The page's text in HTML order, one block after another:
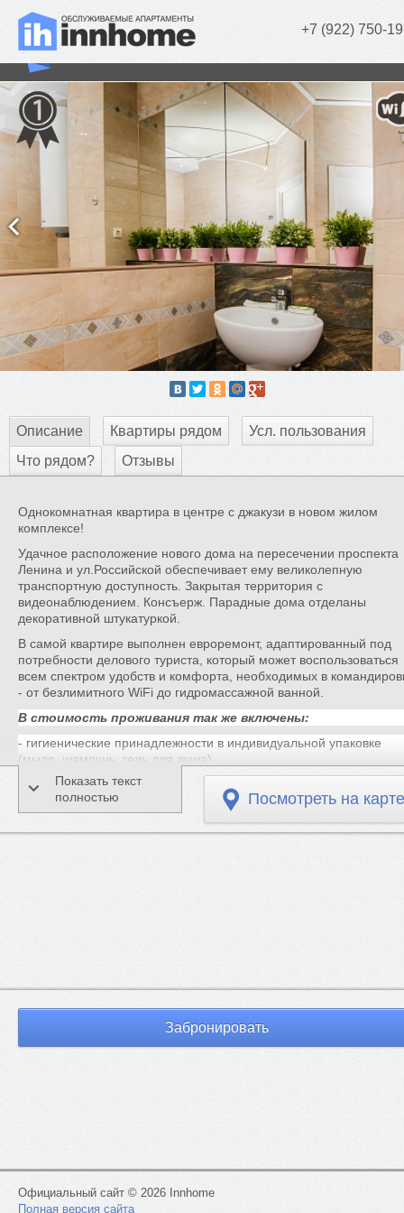
+7 (922) 750-
«Mopra Premium» (1 комн.)
Описание Квартиры рядом
Усл. пользования
Что рядом?
Отзывы
Однокомнатная квартира в центре с джакузи в новом жилом
комплексе!
Удачное расположение нового дома на пересечении проспекта
Ленина и ул.Российской обеспечивает ему великолепную
транспортную доступность. Закрытая территория с
видеонаблюдением. Консъерж. Парадные дома отделаны
декоративной штукатуркой.
В самой квартире выполнен евроремонт, адаптированный под
потребности делового туриста, который может воспользоваться
всем спектром удобств и комфорта, необходимых в
- от безлимитного WiFi до гидромассажной ванной.
В стоимость проживания так же включены:
- гигиенические принадлежности в индивидуальной упаковке
(мыло, шампунь, гель для душа)
- тапочки в индивидуальной упаковке
- белое свежее пастельное белье и полотенца
Возможные способы оплаты:
- дистанционная оплата
Предоставляются отчетные документы для
При оплате проживания картами с повышенным кэшбэком в
категории "Путешествия" начисляется кэшбэк от 5% до 10% от
суммы чека в зависимости от банка-эмитента карты
Показать текст
полностью
Посмотреть на карте
Забронировать
Официальный сайт © 2026 Innhome
Полная версия сайта